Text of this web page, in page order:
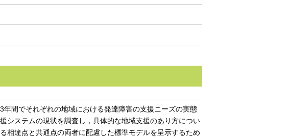
間でそれぞれの地域における発達障害の支援ニーズの実態
システムの現状を調査し，具体的な地域支援のあり方につい
相違点と共通点の両者に配慮した標準モデルを呈示するため